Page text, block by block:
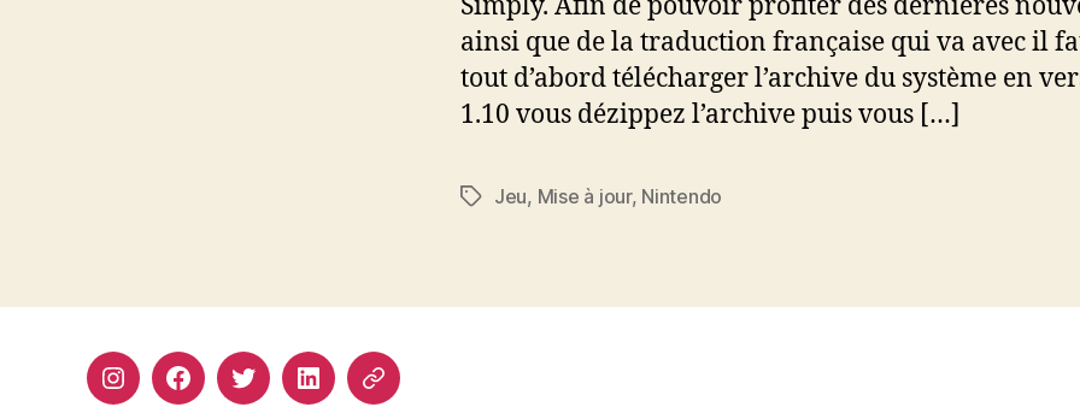
Simply. Afin de pouvoir profiter des dernières
ainsi que de la traduction française qui va avec il
tout d’abord télécharger l’archive du système en
1.10 vous dézippez l’archive puis vous […]
Étiquettes
Jeu, Mise à jour, Nintendo
InstagramFacebookTwitterLinkedinSite